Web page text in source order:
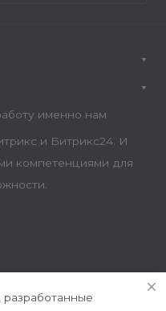
именно нам
и Битрикс24. И
компетенциями для